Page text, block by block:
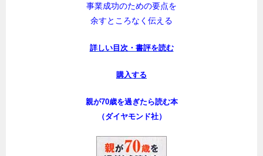
事業成功のための要点を
余すところなく伝える
詳しい目次・書評を読む
購入する
親が70歳を過ぎたら読む本
（ダイヤモンド社）